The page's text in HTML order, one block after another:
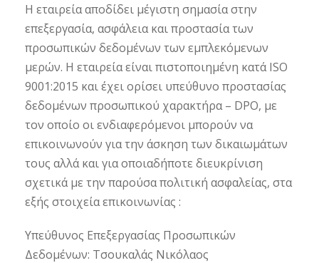
Η εταιρεία αποδίδει μέγιστη σημασία στην
επεξεργασία, ασφάλεια και προστασία των
προσωπικών δεδομένων των εμπλεκόμενων
μερών. Η εταιρεία είναι πιστοποιημένη κατά ISO
9001:2015 και έχει ορίσει υπεύθυνο προστασίας
δεδομένων προσωπικού χαρακτήρα – DPO, με
τον οποίο οι ενδιαφερόμενοι μπορούν να
επικοινωνούν για την άσκηση των δικαιωμάτων
τους αλλά και για οποιαδήποτε διευκρίνιση
σχετικά με την παρούσα πολιτική ασφαλείας, στα
εξής στοιχεία επικοινωνίας :
Υπεύθυνος Επεξεργασίας Προσωπικών
Δεδομένων: Τσουκαλάς Νικόλαος